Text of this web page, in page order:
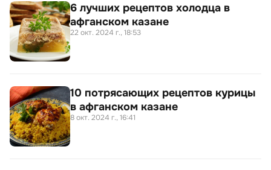
6 лучших рецептов холодца в
афганском казане
22 окт. 2024 г., 18:53
10 потрясающих рецептов курицы
в афганском казане
8 окт. 2024 г., 16:41